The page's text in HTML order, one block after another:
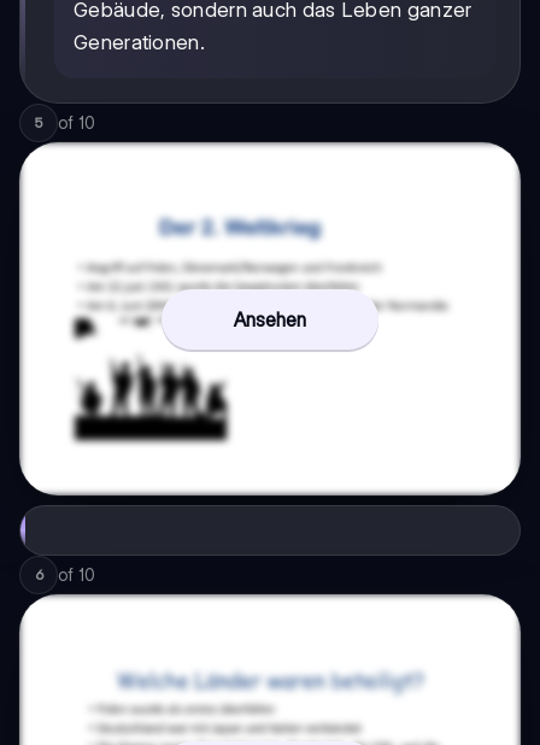
Gebäude, sondern auch das Leben ganzer
Generationen.
5 of 10
Ansehen
6 of 10